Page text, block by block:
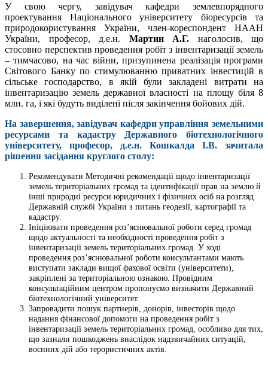
У свою чергу, завідувач кафедри землевпорядного
проектування Національного університету біоресурсів та
природокористування України, член-кореспондент НААН
України, професор, д.е.н. Мартин А.Г. наголосив, що
стосовно перспектив проведення робіт з інвентаризації земель
– тимчасово, на час війни, призупинена реалізація програми
Світового Банку по стимулюванню приватних інвестицій в
сільське господарство, в якій були закладені витрати на
інвентаризацію земель державної власності на площу біля 8
млн. га, і які будуть виділені після закінчення бойових дій.
На завершення, завідувач кафедри управління земельними
ресурсами та кадастру Державного біотехнологічного
університету, професор, д.е.н. Кошкалда І.В. зачитала
рішення засідання круглого столу:
Рекомендувати Методичні рекомендації щодо інвентаризації
земель територіальних громад та ідентифікації прав на землю й
інші природні ресурси юридичних і фізичних осіб на розгляд
Державній службі України з питань геодезії, картографії та
кадастру.
Ініціювати проведення роз’яснювальної роботи серед громад
щодо актуальності та необхідності проведення робіт з
інвентаризації земель територіальних громад. У ході
проведення роз’яснювальної роботи консультантами мають
виступати заклади вищої фахової освіти (університети),
закріплені за територіальною ознакою. Провідним
консультаційним центром пропонуємо визначити Державний
біотехнологічний університет.
Запровадити пошук партнерів, донорів, інвесторів щодо
надання фінансової допомоги на проведення робіт з
інвентаризації земель територіальних громад, особливо для тих,
що зазнали пошкоджень внаслідок надзвичайних ситуацій,
воєнних дій або терористичних актів.